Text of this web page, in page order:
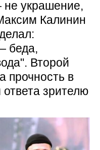
не украшение,
Калинин
беда,
Второй
прочность в
зрителю